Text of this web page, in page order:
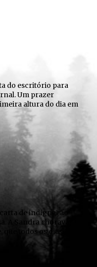
do escritório para
Um prazer
altura do dia em
de indignação
A Sandra chorava,
todos os dias